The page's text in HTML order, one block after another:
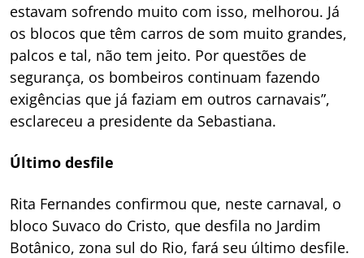
estavam sofrendo muito com isso, melhorou. Já
os blocos que têm carros de som muito grandes,
palcos e tal, não tem jeito. Por questões de
segurança, os bombeiros continuam fazendo
exigências que já faziam em outros carnavais”,
esclareceu a presidente da Sebastiana.
Último desfile
Rita Fernandes confirmou que, neste carnaval, o
bloco Suvaco do Cristo, que desfila no Jardim
Botânico, zona sul do Rio, fará seu último desfile.